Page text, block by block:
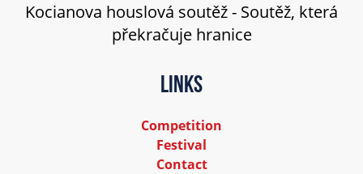
Kocianova houslová soutěž - Soutěž, která
překračuje hranice
Links
Competition
Festival
Contact